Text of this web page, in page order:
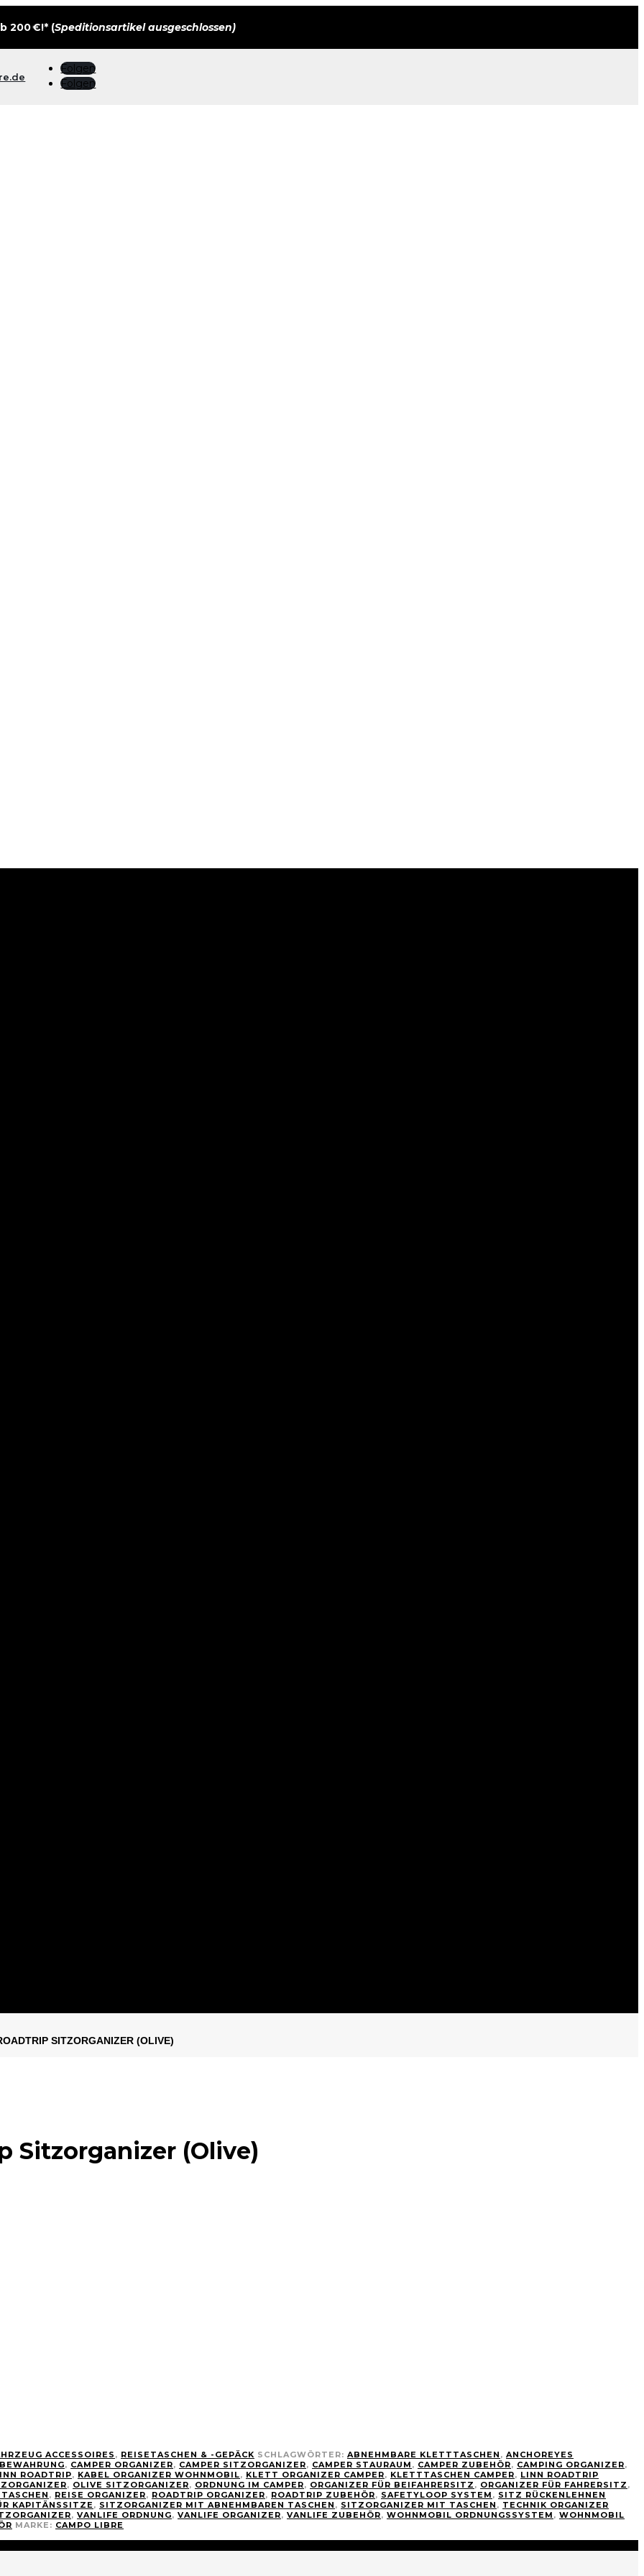
200 €!* (Speditionsartikel ausgeschlossen)
Folgen
Folgen
SITZORGANIZER (OLIVE)
Sitzorganizer (Olive)
ACCESSOIRES , REISETASCHEN & -GEPÄCK SCHLAGWÖRTER: ABNEHMBARE KLETTTASCHEN , ANCHOREYES
, CAMPER ORGANIZER, CAMPER SITZORGANIZER, CAMPER STAURAUM , CAMPER ZUBEHÖR, CAMPING ORGANIZER,
ROADTRIP, KABEL ORGANIZER WOHNMOBIL, KLETT ORGANIZER CAMPER, KLETTTASCHEN CAMPER, LINN ROADTRIP
, OLIVE SITZORGANIZER, ORDNUNG IM CAMPER, ORGANIZER FÜR BEIFAHRERSITZ , ORGANIZER FÜR FAHRERSITZ ,
, REISE ORGANIZER, ROADTRIP ORGANIZER, ROADTRIP ZUBEHÖR, SAFETYLOOP SYSTEM , SITZ RÜCKENLEHNEN
KAPITÄNSSITZE, SITZORGANIZER MIT ABNEHMBAREN TASCHEN , SITZORGANIZER MIT TASCHEN , TECHNIK ORGANIZER
, VANLIFE ORDNUNG, VANLIFE ORGANIZER, VANLIFE ZUBEHÖR, WOHNMOBIL ORDNUNGSSYSTEM , WOHNMOBIL
MARKE: CAMPO LIBRE